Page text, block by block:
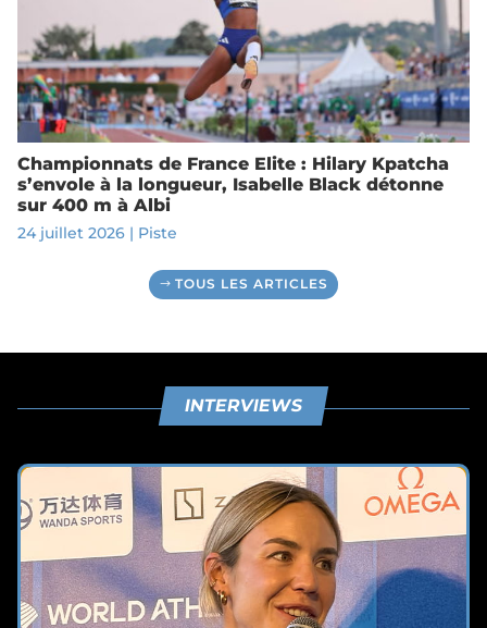
Championnats de France Elite : Hilary Kpatcha
s’envole à la longueur, Isabelle Black détonne
sur 400 m à Albi
24 juillet 2026| Piste
TOUS LES ARTICLES
INTERVIEWS